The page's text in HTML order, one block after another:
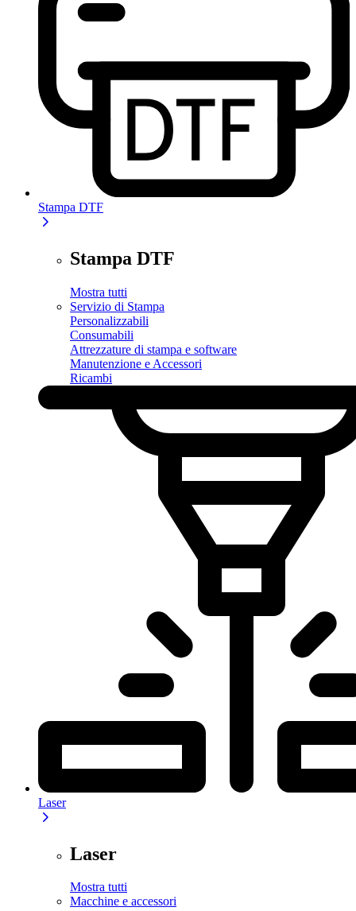
Stampa DTF
Stampa DTF
Mostra tutti
Servizio di Stampa
Personalizzabili
Consumabili
Attrezzature di stampa e software
Manutenzione e Accessori
Ricambi
Laser
Laser
Mostra tutti
Macchine e accessori